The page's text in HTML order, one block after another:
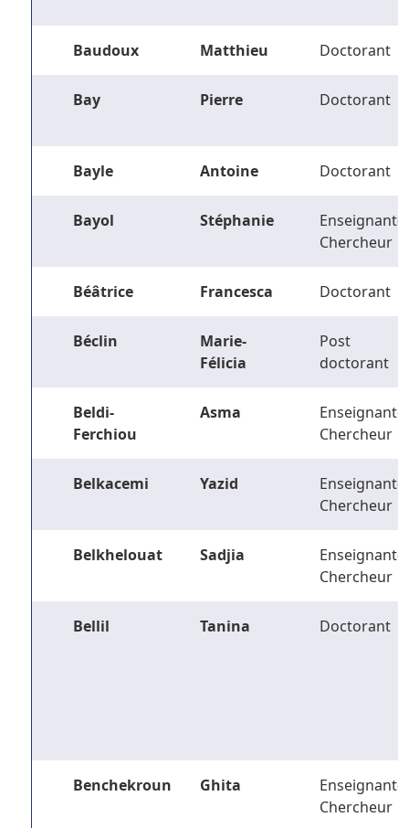
Baudoux Matthieu Doctorant
Bay Pierre Doctorant
Bayle Antoine Doctorant
Bayol Stéphanie
Enseignant-
Chercheur
Béâtrice Francesca Doctorant
Béclin
Marie-
Félicia
Post
doctorant
Beldi-
Ferchiou
Asma
Enseignant-
Chercheur
Belkacemi Yazid
Enseignant-
Chercheur
Belkhelouat Sadjia
Enseignant-
Chercheur
Bellil Tanina Doctorant
Benchekroun Ghita
Enseignant-
Chercheur